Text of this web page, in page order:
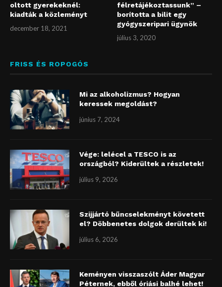
oltott gyerekeknél:
kiadták a közleményt
december 18, 2021
félretájékoztassunk” –
borította a bilit egy
gyógyszeripari ügynök
július 3, 2020
FRISS ÉS ROPOGÓS
Mi az alkoholizmus? Hogyan
keressek megoldást?
június 7, 2024
Vége: lelécel a TESCO is az
országból? Kiderültek a részletek!
július 9, 2026
Szijjártó bűncselekményt követett
el? Döbbenetes dolgok derültek ki!
július 6, 2026
Keményen visszaszólt Áder Magyar
Péternek, ebből óriási balhé lehet!